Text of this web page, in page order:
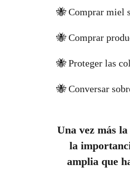
🐝 Comprar miel
🐝 Comprar
🐝 Proteger las
🐝 Conversar
Una vez más
la
amplia que